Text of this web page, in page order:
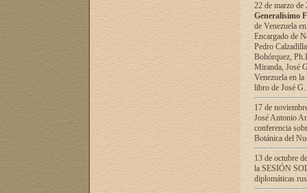
22 de marzo
Generalísimo
de Venezuela
Encargado de
Pedro
Bohórquez,
Miranda, José
Venezuela en
libro de José
17 de
José Antonio
conferencia
Botánica del
13 de octubre
la SESIÓN
diplomáticas